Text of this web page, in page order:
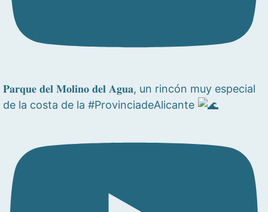
𝐏𝐚𝐫𝐪𝐮𝐞 𝐝𝐞𝐥 𝐌𝐨𝐥𝐢𝐧𝐨 𝐝𝐞𝐥 𝐀𝐠𝐮𝐚, un rincón muy especial
de la costa de la #ProvinciadeAlicante